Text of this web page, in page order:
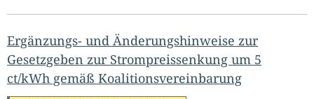
Ergänzungs- und Änderungshinweise zur
Gesetzgeben zur Strompreissenkung um 5
ct/kWh gemäß Koalitionsvereinbarung